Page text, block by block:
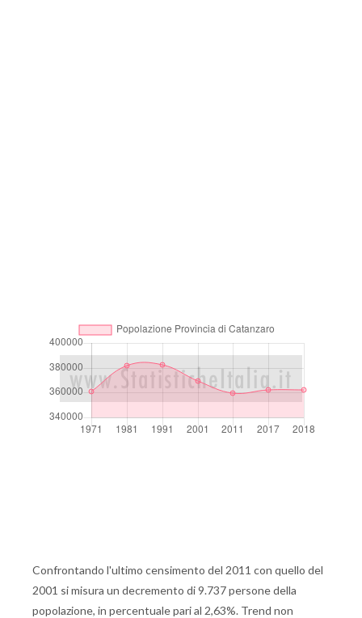
Confrontando l'ultimo censimento del 2011 con quello del
2001 si misura un decremento di 9.737 persone della
popolazione, in percentuale pari al 2,63%. Trend non